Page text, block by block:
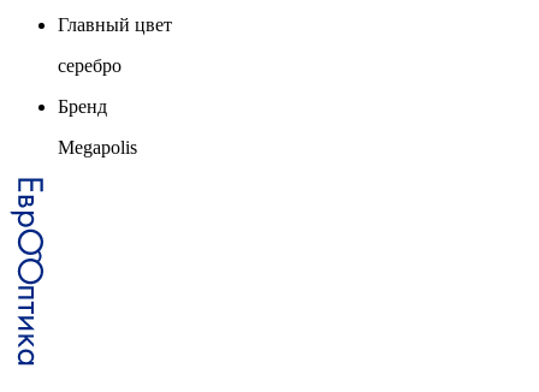
Главный цвет
серебро
Бренд
Megapolis